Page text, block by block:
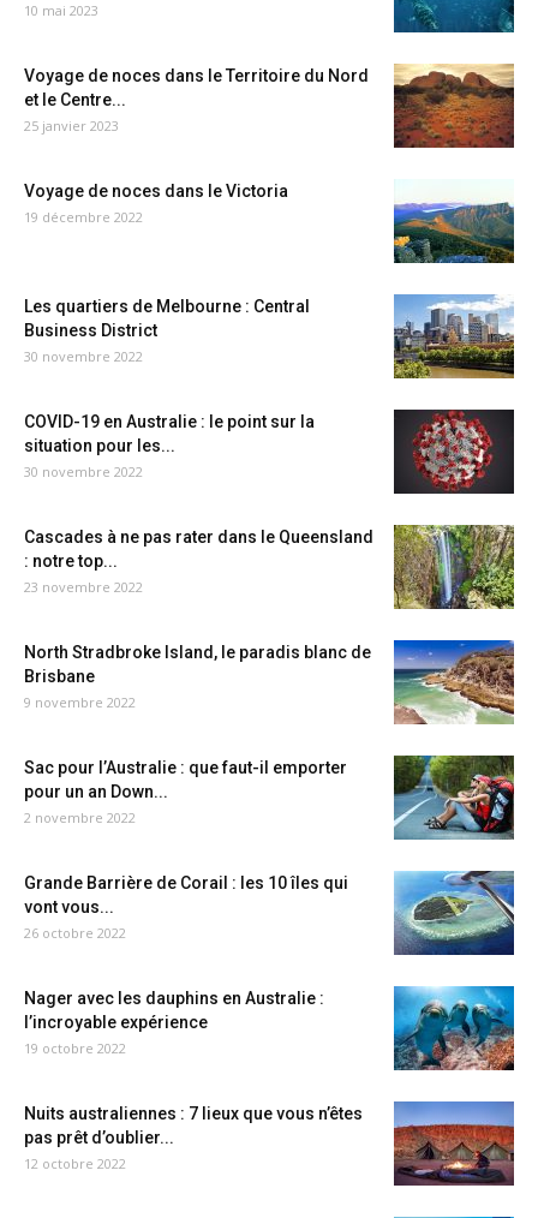
10 mai 2023
Voyage de noces dans le Territoire du Nord
et le Centre...
25 janvier 2023
Voyage de noces dans le Victoria
19 décembre 2022
Les quartiers de Melbourne : Central
Business District
30 novembre 2022
COVID-19 en Australie : le point sur la
situation pour les...
30 novembre 2022
Cascades à ne pas rater dans le Queensland
: notre top...
23 novembre 2022
North Stradbroke Island, le paradis blanc de
Brisbane
9 novembre 2022
Sac pour l’Australie : que faut-il emporter
pour un an Down...
2 novembre 2022
Grande Barrière de Corail : les 10 îles qui
vont vous...
26 octobre 2022
Nager avec les dauphins en Australie :
l’incroyable expérience
19 octobre 2022
Nuits australiennes : 7 lieux que vous n’êtes
pas prêt d’oublier...
12 octobre 2022